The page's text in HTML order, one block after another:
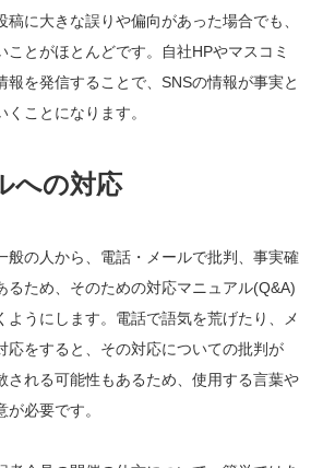
稿に大きな誤りや偏向があった場合でも、
ことがほとんどです。自社HPやマスコミ
報を発信することで、SNSの情報が事実と
ことになります。
への対応
般の人から、電話・メールで批判、事実確
るため、そのための対応マニュアル(Q&A)
ようにします。電話で語気を荒げたり、メ
応をすると、その対応についての批判が
される可能性もあるため、使用する言葉や
が必要です。